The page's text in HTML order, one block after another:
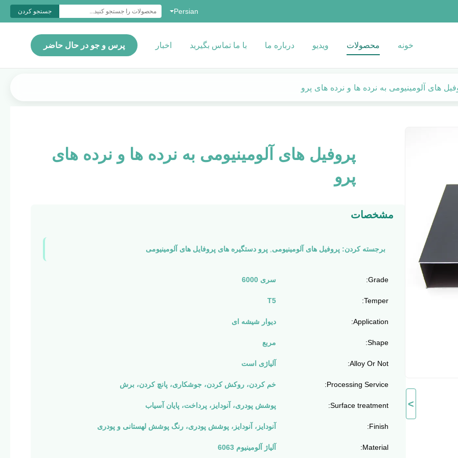
Persian جستجو کردن
خونه محصولات ویدیو درباره ما با ما تماس بگیرید اخبار پرس و جو در حال حاضر
های آلومینیومی به نرده ها و نرده های پرو
>
پروفیل های آلومینیومی به نرده ها و نرده های
پرو
مشخصات
برجسته کردن: پروفیل های آلومینیومی پرو دستگیره های پروفایل های آلومینیومی
Grade: سری 6000
Temper:
T5
Application: دیوار شیشه ای
Shape: مربع
Alloy Or Not: آلیاژی است
Processing Service: خم کردن، روکش کردن، جوشکاری، پانچ کردن، برش
Surface treatment: پوشش پودری، آنودایز، پرداخت، پایان آسیاب
Finish: آنودایز، آنودایز، پوشش پودری، رنگ پوشش لهستانی و پودری
Material: آلیاژ آلومینیوم 6063